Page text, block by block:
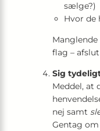
sælge?)
Hvor de
flag –
Sig
Meddel, at
nej samt
Gentag